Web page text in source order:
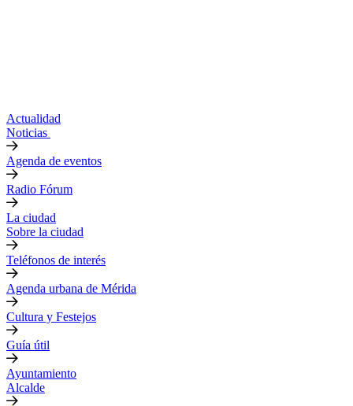
Actualidad
Noticias
Agenda de eventos
Radio Fórum
La ciudad
Sobre la ciudad
Teléfonos de interés
Agenda urbana de Mérida
Cultura y Festejos
Guía útil
Ayuntamiento
Alcalde